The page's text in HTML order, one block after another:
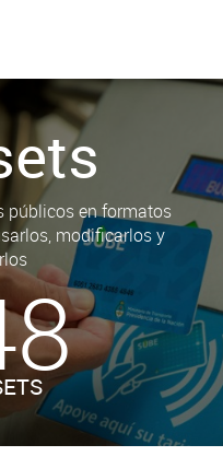
públicos en formatos
modificarlos y